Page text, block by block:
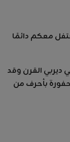
معكم دائمًا
ديربي القرن وقد
بأحرف من